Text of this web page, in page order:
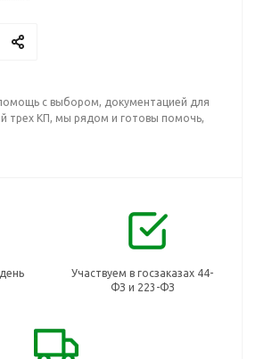
с выбором, документацией для
трех КП, мы рядом и готовы помочь,
Участвуем в госзаказах 44-
ФЗ и 223-ФЗ